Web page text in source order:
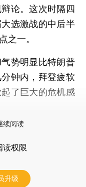
论。这次时隔四
选激战的中后半
之一。
势明显比特朗普
钟内，拜登疲软
了巨大的危机感
续阅读
读权限
升级